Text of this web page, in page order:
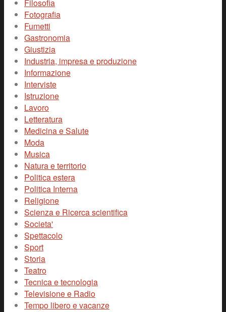
Filosofia
Fotografia
Fumetti
Gastronomia
Giustizia
Industria, impresa e produzione
Informazione
Interviste
Istruzione
Lavoro
Letteratura
Medicina e Salute
Moda
Musica
Natura e territorio
Politica estera
Politica Interna
Religione
Scienza e Ricerca scientifica
Societa'
Spettacolo
Sport
Storia
Teatro
Tecnica e tecnologia
Televisione e Radio
Tempo libero e vacanze